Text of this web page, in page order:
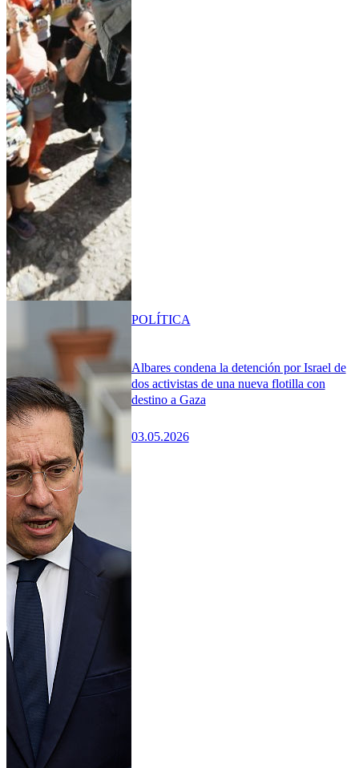
Albares condena la detención por Israel de
dos activistas de una nueva flotilla con
destino a Gaza
03.05.2026
POLÍTICA